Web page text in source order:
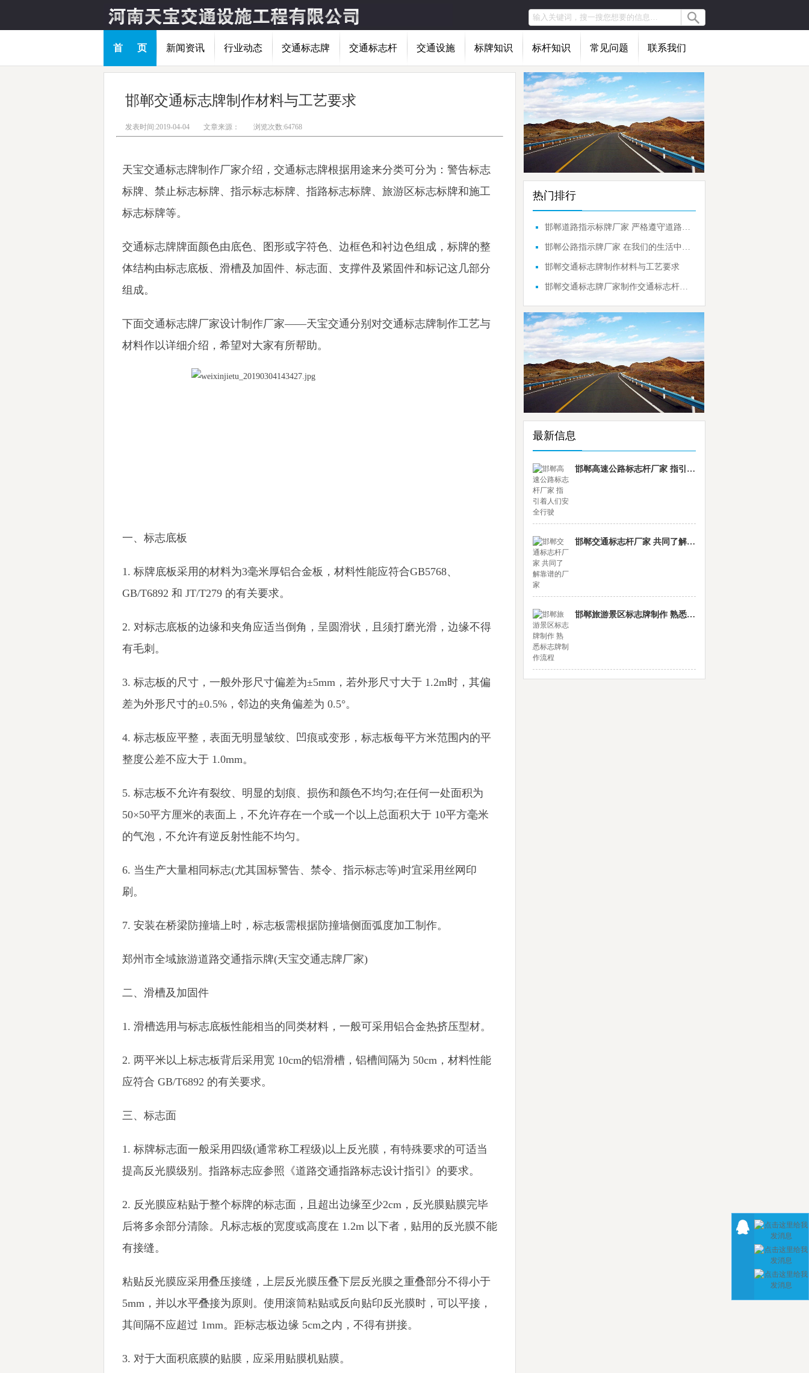
首 页 新闻资讯 行业动态 交通标志牌 交通标志杆 交通设施 标牌知识 标杆知识 常见问题 联系我们
邯郸交通标志牌制作材料与工艺要求
发表时间:2019-04-04 文章来源： 浏览次数:64768
天宝交通标志牌制作厂家介绍，交通标志牌根据用途来分类可分为：警告标志
标牌、禁止标志标牌、指示标志标牌、指路标志标牌、旅游区标志标牌和施工
标志标牌等。
交通标志牌牌面颜色由底色、图形或字符色、边框色和衬边色组成，标牌的整
体结构由标志底板、滑槽及加固件、标志面、支撑件及紧固件和标记这几部分
组成。
下面交通标志牌厂家设计制作厂家——天宝交通分别对交通标志牌制作工艺与
材料作以详细介绍，希望对大家有所帮助。
一、标志底板
1. 标牌底板采用的材料为3毫米厚铝合金板，材料性能应符合GB5768、
GB/T6892 和 JT/T279 的有关要求。
2. 对标志底板的边缘和夹角应适当倒角，呈圆滑状，且须打磨光滑，边缘不得
有毛刺。
3. 标志板的尺寸，一般外形尺寸偏差为±5mm，若外形尺寸大于 1.2m时，其偏
差为外形尺寸的±0.5%，邻边的夹角偏差为 0.5°。
4. 标志板应平整，表面无明显皱纹、凹痕或变形，标志板每平方米范围内的平
整度公差不应大于 1.0mm。
5. 标志板不允许有裂纹、明显的划痕、损伤和颜色不均匀;在任何一处面积为
50×50平方厘米的表面上，不允许存在一个或一个以上总面积大于 10平方毫米
的气泡，不允许有逆反射性能不均匀。
6. 当生产大量相同标志(尤其国标警告、禁令、指示标志等)时宜采用丝网印
刷。
7. 安装在桥梁防撞墙上时，标志板需根据防撞墙侧面弧度加工制作。
郑州市全域旅游道路交通指示牌(天宝交通志牌厂家)
二、滑槽及加固件
1. 滑槽选用与标志底板性能相当的同类材料，一般可采用铝合金热挤压型材。
2. 两平米以上标志板背后采用宽 10cm的铝滑槽，铝槽间隔为 50cm，材料性能
应符合 GB/T6892 的有关要求。
三、标志面
1. 标牌标志面一般采用四级(通常称工程级)以上反光膜，有特殊要求的可适当
提高反光膜级别。指路标志应参照《道路交通指路标志设计指引》的要求。
2. 反光膜应粘贴于整个标牌的标志面，且超出边缘至少2cm，反光膜贴膜完毕
后将多余部分清除。凡标志板的宽度或高度在 1.2m 以下者，贴用的反光膜不能
有接缝。
粘贴反光膜应采用叠压接缝，上层反光膜压叠下层反光膜之重叠部分不得小于
5mm，并以水平叠接为原则。使用滚筒粘贴或反向贴印反光膜时，可以平接，
其间隔不应超过 1mm。距标志板边缘 5cm之内，不得有拼接。
3. 对于大面积底膜的贴膜，应采用贴膜机贴膜。
热门排行
邯郸道路指示标牌厂家 严格遵守道路指示标牌
邯郸公路指示牌厂家 在我们的生活中发挥着重要的作用
邯郸交通标志牌制作材料与工艺要求
邯郸交通标志牌厂家制作交通标志杆的常规配置
最新信息
邯郸高速公路标志杆厂家 指引着人们安全行驶
邯郸交通标志杆厂家 共同了解靠谱的厂家
邯郸旅游景区标志牌制作 熟悉标志牌制作流程